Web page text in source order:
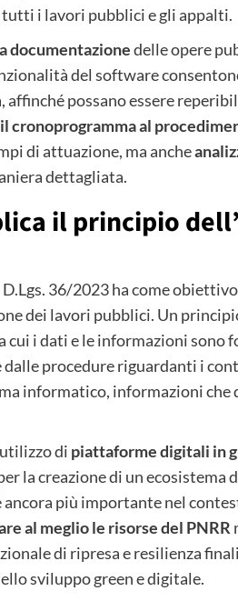
tutti i lavori pubblici e gli appalti.
documentazionedelle opere
del software
possano essere
cronoprogramma al
di attuazione, ma anche
dettagliata.
il principio
36/2023 ha come
dei lavori pubblici. Un
cui i dati e le informazioni sono
procedure riguardanti i
informatico, informazioni che
di piattaforme digitali in
la creazione di un ecosistema
più importante nel
al meglio le risorse del PNRR
di ripresa e resilienza
sviluppo green e digitale.